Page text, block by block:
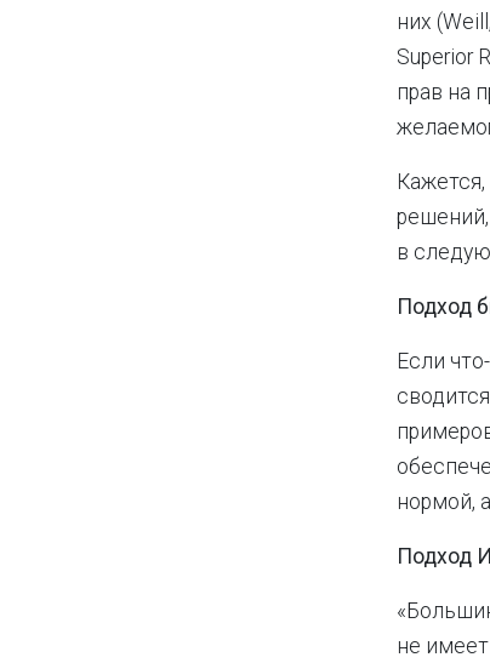
них
Superior
прав на
в
Подход
Если
нормой,
Подход
не